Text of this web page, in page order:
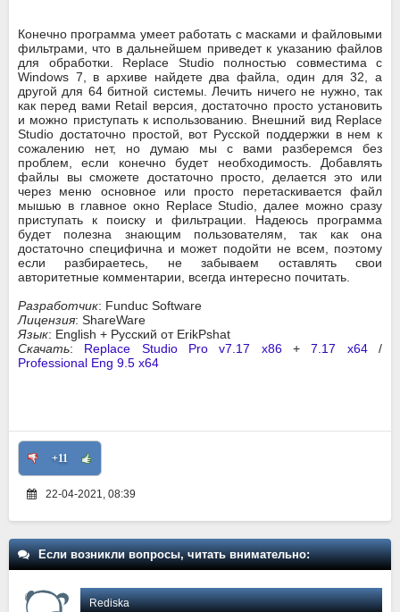
Конечно программа умеет работать с масками и файловыми
фильтрами, что в дальнейшем приведет к указанию файлов
для обработки. Replace Studio полностью совместима с
Windows 7, в архиве найдете два файла, один для 32, а
другой для 64 битной системы. Лечить ничего не нужно, так
как перед вами Retail версия, достаточно просто установить
и можно приступать к использованию. Внешний вид Replace
Studio достаточно простой, вот Русской поддержки в нем к
сожалению нет, но думаю мы с вами разберемся без
проблем, если конечно будет необходимость. Добавлять
файлы вы сможете достаточно просто, делается это или
через меню основное или просто перетаскивается файл
мышью в главное окно Replace Studio, далее можно сразу
приступать к поиску и фильтрации. Надеюсь программа
будет полезна знающим пользователям, так как она
достаточно специфична и может подойти не всем, поэтому
если разбираетесь, не забываем оставлять свои
авторитетные комментарии, всегда интересно почитать.
Разработчик: Funduc Software
Лицензия: ShareWare
Язык: English + Русский от ErikPshat
Скачать: Replace Studio Pro v7.17 x86+7.17 x64/
Professional Eng 9.5 x64
+11
22-04-2021, 08:39
Если возникли вопросы, читать внимательно:
Rediska